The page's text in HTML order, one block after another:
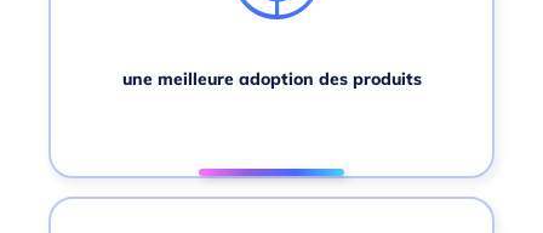
une meilleure adoption des produits